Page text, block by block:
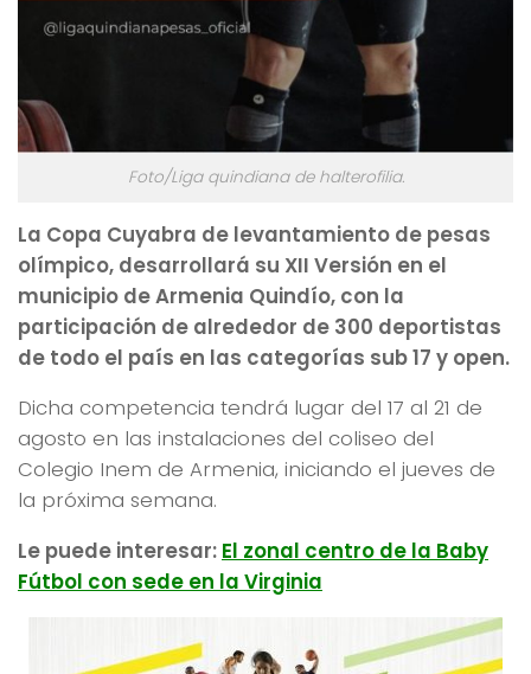
Foto/Liga quindiana de halterofilia.
La Copa Cuyabra de levantamiento de pesas
olímpico, desarrollará su XII Versión en el
municipio de Armenia Quindío, con la
participación de alrededor de 300 deportistas
de todo el país en las categorías sub 17 y open.
Dicha competencia tendrá lugar del 17 al 21 de
agosto en las instalaciones del coliseo del
Colegio Inem de Armenia, iniciando el jueves de
la próxima semana.
Le puede interesar: El zonal centro de la Baby
Fútbol con sede en la Virginia